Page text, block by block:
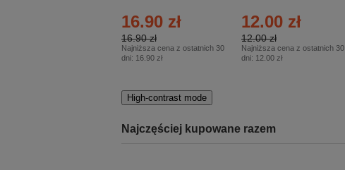
16.90 zł
16.90 zł
Najniższa cena z ostatnich 30
dni: 16.90 zł
12.00 zł
12.00 zł
Najniższa cena z ostatnich 30
dni: 12.00 zł
High-contrast mode
Najczęściej kupowane razem